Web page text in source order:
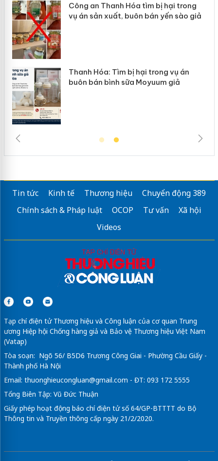
Công an Thanh Hóa tìm bị hại trong
vụ án sản xuất, buôn bán yến sào giả
Thanh Hóa: Tìm bị hại trong vụ án
buôn bán bình sữa Moyuum giả
Tin tức Kinh tế Thương hiệu
Chuyển động 389
Chính sách & Pháp luật
OCOP Tư vấn
Xã hội
Videos
Tạp chí điện tử Thương hiệu và Công luận của cơ quan Trung
ương Hiệp hội Chống hàng giả và Bảo vệ Thương hiệu Việt Nam
(Vatap)
Tòa soạn: Ngõ 56/ B5D6 Trương Công Giai - Phường Cầu Giấy -
Thành phố Hà Nội
Email: thuonghieucongluan@gmail.com - ĐT: 093 172 5555
Tổng Biên Tập: Vũ Đức Thuận
Giấy phép hoạt động báo chí điện tử số 64/GP-BTTTT do Bộ
Thông tin và Truyền thông cấp ngày 21/2/2020.